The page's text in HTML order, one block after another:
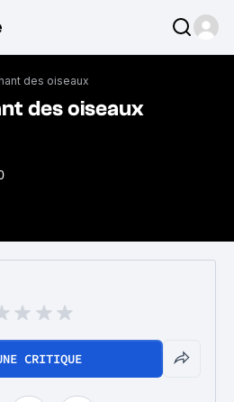
des oiseaux
des oiseaux
CRITIQUE